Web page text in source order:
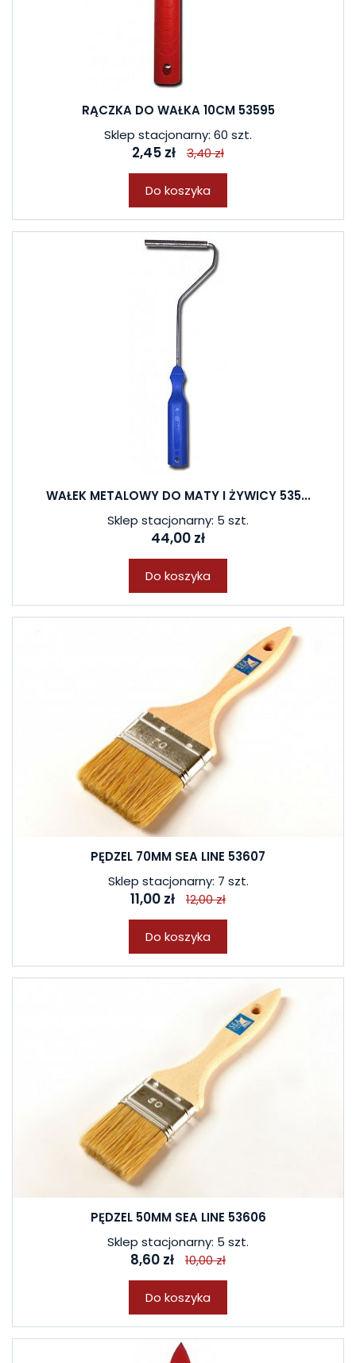
RĄCZKA DO WAŁKA 10CM 53595
Sklep stacjonarny: 60 szt.
2,45 zł 3,40 zł
Do koszyka
WAŁEK METALOWY DO MATY I ŻYWICY 535...
Sklep stacjonarny: 5 szt.
44,00 zł
Do koszyka
PĘDZEL 70MM SEA LINE 53607
Sklep stacjonarny: 7 szt.
11,00 zł 12,00 zł
Do koszyka
PĘDZEL 50MM SEA LINE 53606
Sklep stacjonarny: 5 szt.
8,60 zł 10,00 zł
Do koszyka